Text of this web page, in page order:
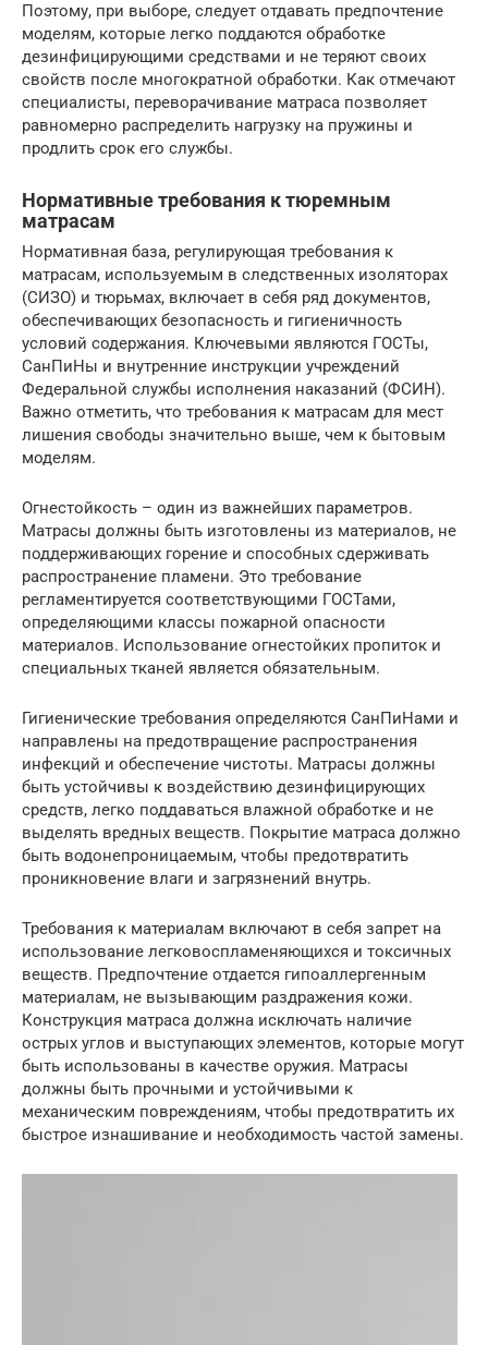
Поэтому, при выборе, следует отдавать предпочтение
моделям, которые легко поддаются обработке
дезинфицирующими средствами и не теряют своих
свойств после многократной обработки. Как отмечают
специалисты, переворачивание матраса позволяет
равномерно распределить нагрузку на пружины и
продлить срок его службы.
Нормативные требования к тюремным
матрасам
Нормативная база, регулирующая требования к
матрасам, используемым в следственных изоляторах
(СИЗО) и тюрьмах, включает в себя ряд документов,
обеспечивающих безопасность и гигиеничность
условий содержания. Ключевыми являются ГОСТы,
СанПиНы и внутренние инструкции учреждений
Федеральной службы исполнения наказаний (ФСИН).
Важно отметить, что требования к матрасам для мест
лишения свободы значительно выше, чем к бытовым
моделям.
Огнестойкость – один из важнейших параметров.
Матрасы должны быть изготовлены из материалов, не
поддерживающих горение и способных сдерживать
распространение пламени. Это требование
регламентируется соответствующими ГОСТами,
определяющими классы пожарной опасности
материалов. Использование огнестойких пропиток и
специальных тканей является обязательным.
Гигиенические требования определяются СанПиНами и
направлены на предотвращение распространения
инфекций и обеспечение чистоты. Матрасы должны
быть устойчивы к воздействию дезинфицирующих
средств, легко поддаваться влажной обработке и не
выделять вредных веществ. Покрытие матраса должно
быть водонепроницаемым, чтобы предотвратить
проникновение влаги и загрязнений внутрь.
Требования к материалам включают в себя запрет на
использование легковоспламеняющихся и токсичных
веществ. Предпочтение отдается гипоаллергенным
материалам, не вызывающим раздражения кожи.
Конструкция матраса должна исключать наличие
острых углов и выступающих элементов, которые могут
быть использованы в качестве оружия. Матрасы
должны быть прочными и устойчивыми к
механическим повреждениям, чтобы предотвратить их
быстрое изнашивание и необходимость частой замены.